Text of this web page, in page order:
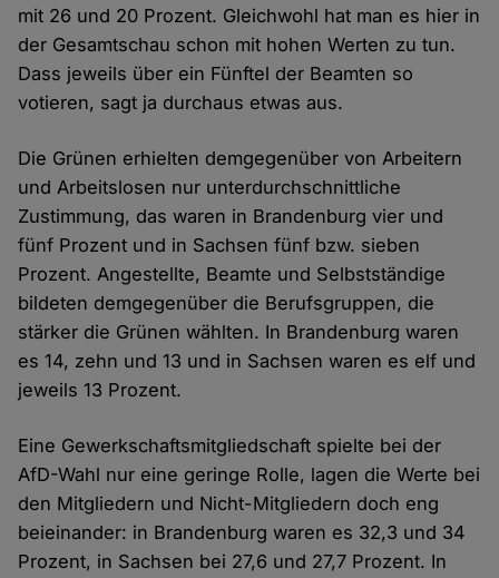
mit 26 und 20 Prozent. Gleichwohl hat man es hier in
der Gesamtschau schon mit hohen Werten zu tun.
Dass jeweils über ein Fünftel der Beamten so
votieren, sagt ja durchaus etwas aus.
Die Grünen erhielten demgegenüber von Arbeitern
und Arbeitslosen nur unterdurchschnittliche
Zustimmung, das waren in Brandenburg vier und
fünf Prozent und in Sachsen fünf bzw. sieben
Prozent. Angestellte, Beamte und Selbstständige
bildeten demgegenüber die Berufsgruppen, die
stärker die Grünen wählten. In Brandenburg waren
es 14, zehn und 13 und in Sachsen waren es elf und
jeweils 13 Prozent.
Eine Gewerkschaftsmitgliedschaft spielte bei der
AfD-Wahl nur eine geringe Rolle, lagen die Werte bei
den Mitgliedern und Nicht-Mitgliedern doch eng
beieinander: in Brandenburg waren es 32,3 und 34
Prozent, in Sachsen bei 27,6 und 27,7 Prozent. In